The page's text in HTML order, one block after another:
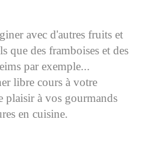
avec d'autres fruits et
que des framboises et des
par exemple...
libre cours à votre
plaisir à vos gourmands
en cuisine.